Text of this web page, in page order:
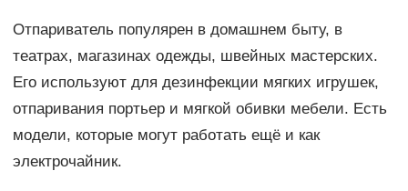
Отпариватель популярен в домашнем быту, в
театрах, магазинах одежды, швейных мастерских.
Его используют для дезинфекции мягких игрушек,
отпаривания портьер и мягкой обивки мебели. Есть
модели, которые могут работать ещё и как
электрочайник.